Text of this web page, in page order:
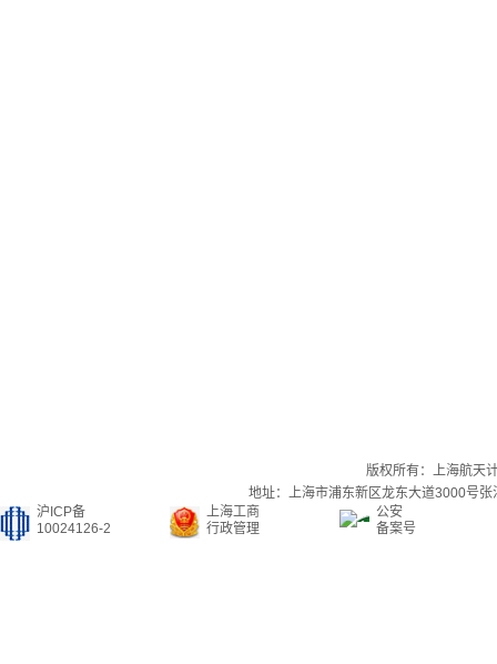
版权所有：上海航天
地址：上海市浦东新区龙东大道3000号
沪ICP备
10024126-2
上海工商
行政管理
公安
备案号